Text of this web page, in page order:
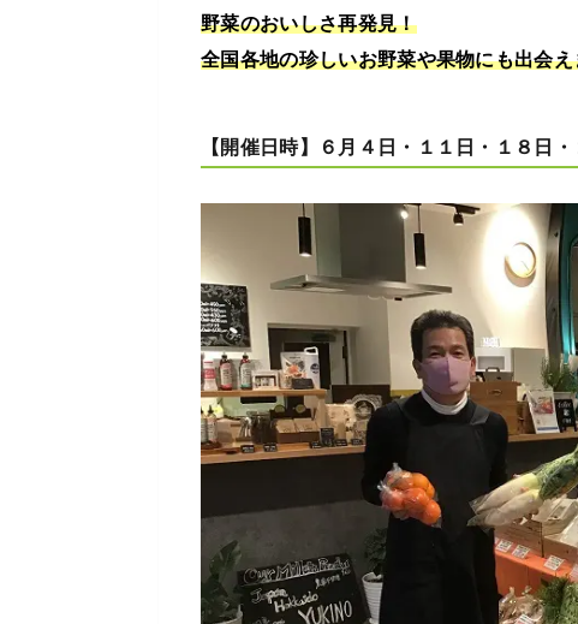
野菜のおいしさ再発見！
全国各地の珍しいお野菜や果物にも出会え
【開催日時】６月４日・１１日・１８